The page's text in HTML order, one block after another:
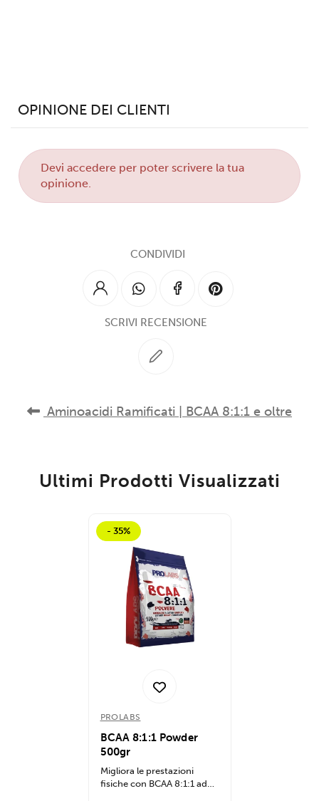
OPINIONE DEI CLIENTI
Deviaccedere per poter scrivere la tua
opinione.
CONDIVIDI
SCRIVI RECENSIONE
Aminoacidi Ramificati | BCAA 8:1:1 e oltre
Ultimi Prodotti Visualizzati
- 35%
PROLABS
BCAA 8:1:1 Powder
500gr
Migliora le prestazioni
fisiche con BCAA 8:1:1 ad